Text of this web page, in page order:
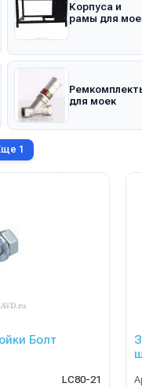
Корпуса и
рамы для
для моек
1
Болт
LC80-21